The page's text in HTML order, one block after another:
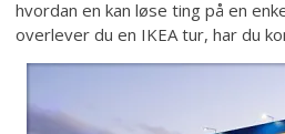
hvordan en kan løse ting på en
overlever du en IKEA tur, har du